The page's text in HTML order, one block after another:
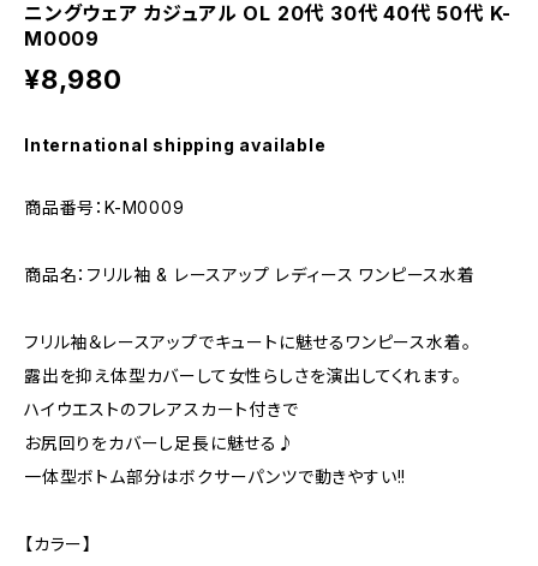
ニングウェア カジュアル OL 20代 30代 40代 50代 K-
M0009
¥8,980
International shipping available
商品番号：K-M0009
商品名：フリル袖 & レースアップ レディース ワンピース水着
フリル袖＆レースアップでキュートに魅せるワンピース水着。
露出を抑え体型カバーして女性らしさを演出してくれます。
ハイウエストのフレアスカート付きで
お尻回りをカバーし足長に魅せる♪
一体型ボトム部分はボクサーパンツで動きやすい!!
【カラー】